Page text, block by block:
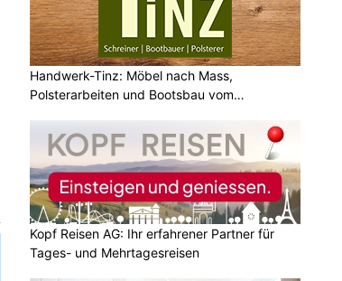
Handwerk-Tinz: Möbel nach Mass,
Polsterarbeiten und Bootsbau vom
Kopf Reisen AG: Ihr erfahrener Partner für
Tages- und Mehrtagesreisen